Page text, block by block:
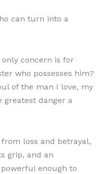
can turn into a
concern is for
who possesses him?
of the man I love, my
greatest danger a
loss and betrayal,
grip, and an
enough to